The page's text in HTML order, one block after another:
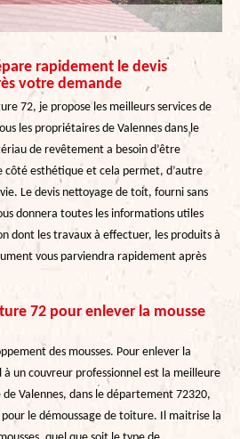
rapidement le devis
votre demande
72, je propose les meilleurs services de
les propriétaires de Valennes dans le
de revêtement a besoin d’être
côté esthétique et cela permet, d’autre
Le devis nettoyage de toit, fourni sans
donnera toutes les informations utiles
dont les travaux à effectuer, les produits à
vous parviendra rapidement après
72 pour enlever la mousse
des mousses. Pour enlever la
à un couvreur professionnel est la meilleure
Valennes, dans le département 72320,
le démoussage de toiture. Il maitrise la